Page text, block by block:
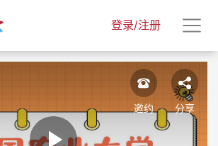
登录/注册
邀约 分享